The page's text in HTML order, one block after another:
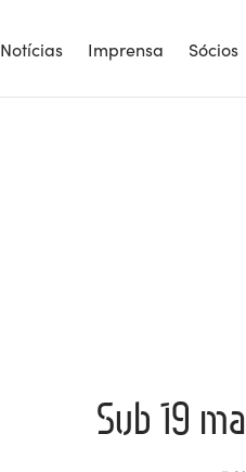
Notícias Imprensa Sócios
Sub 19